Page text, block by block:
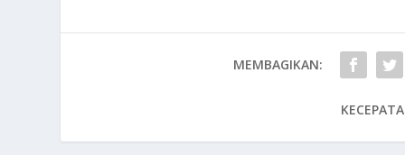
MEMBAGIKAN: